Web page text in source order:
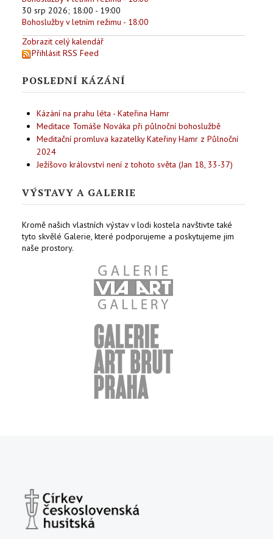
30 srp 2026; 18:00 - 19:00
Bohoslužby v letním režimu - 18:00
Zobrazit celý kalendář
Přihlásit RSS Feed
POSLEDNÍ KÁZÁNÍ
Kázání na prahu léta - Kateřina Hamr
Meditace Tomáše Nováka při půlnoční bohoslužbě
Meditační promluva kazatelky Kateřiny Hamr z Půlnoční
2024
Ježíšovo království není z tohoto světa (Jan 18, 33-37)
VÝSTAVY A GALERIE
Kromě našich vlastních výstav v lodi kostela navštivte také
tyto skvělé Galerie, které podporujeme a poskytujeme jim
naše prostory.